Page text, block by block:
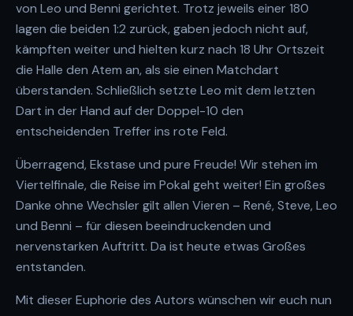
von Leo und Benni gerichtet. Trotz jeweils einer 180
lagen die beiden 1:2 zurück, gaben jedoch nicht auf,
kämpften weiter und hielten kurz nach 18 Uhr Ortszeit
die Halle den Atem an, als sie einen Matchdart
überstanden. Schließlich setzte Leo mit dem letzten
Dart in der Hand auf der Doppel-10 den
entscheidenden Treffer ins rote Feld.
Überragend, Ekstase und pure Freude! Wir stehen im
Viertelfinale, die Reise im Pokal geht weiter! Ein großes
Danke ohne Wechsler gilt allen Vieren – René, Steve, Leo
und Benni – für diesen beeindruckenden und
nervenstarken Auftritt. Da ist heute etwas Großes
entstanden.
Mit dieser Euphorie des Autors wünschen wir euch nun